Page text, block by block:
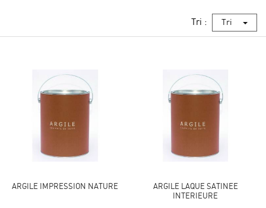
Tri : Tri
ARGILE IMPRESSION NATURE
ARGILE LAQUE SATINEE
INTERIEURE